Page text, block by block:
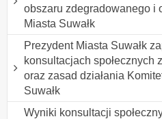
obszaru zdegradowanego i
Miasta Suwałk
Prezydent Miasta Suwałk
konsultacjach społecznych
oraz zasad działania
Suwałk
Wyniki konsultacji